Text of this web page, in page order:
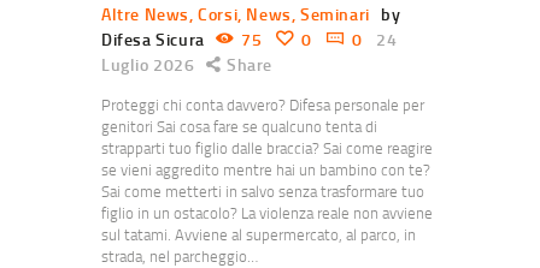
Altre News ,Corsi News ,Seminari by
Difesa Sicura
75 0 0
24
Luglio 2026
Share
Proteggi chi conta davvero? Difesa personale per
genitori Sai cosa fare se qualcuno tenta di
strapparti tuo figlio dalle braccia? Sai come reagire
se vieni aggredito mentre hai un bambino con te?
Sai come metterti in salvo senza trasformare tuo
figlio in un ostacolo? La violenza reale non avviene
sul tatami. Avviene al supermercato, al parco, in
strada, nel parcheggio…